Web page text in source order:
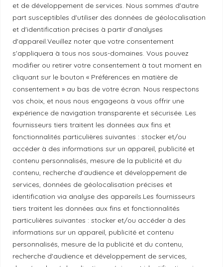
et de développement de services. Nous sommes d'autre
part susceptibles d'utiliser des données de géolocalisation
et d'identification précises à partir d’analyses
d'appareil.Veuillez noter que votre consentement
s'appliquera à tous nos sous-domaines. Vous pouvez
modifier ou retirer votre consentement à tout moment en
cliquant sur le bouton « Préférences en matière de
consentement » au bas de votre écran. Nous respectons
vos choix, et nous nous engageons à vous offrir une
expérience de navigation transparente et sécurisée. Les
fournisseurs tiers traitent les données aux fins et
fonctionnalités particulières suivantes : stocker et/ou
accéder à des informations sur un appareil, publicité et
contenu personnalisés, mesure de la publicité et du
contenu, recherche d'audience et développement de
services, données de géolocalisation précises et
identification via analyse des appareils.Les fournisseurs
tiers traitent les données aux fins et fonctionnalités
particulières suivantes : stocker et/ou accéder à des
informations sur un appareil, publicité et contenu
personnalisés, mesure de la publicité et du contenu,
recherche d'audience et développement de services,
Politique de confidentialité
Principes de publication
Politique de correction
Politique de diversité
Politique éthique
Reconnaissance du territoire
Local Market, marque portée par la société Les
Chats Gourmets Ltd. tient à souligner que ses
installations, situées au 511 Lacolle Way (Ottawa-
Orléans), se trouvent sur le territoire traditionnel non